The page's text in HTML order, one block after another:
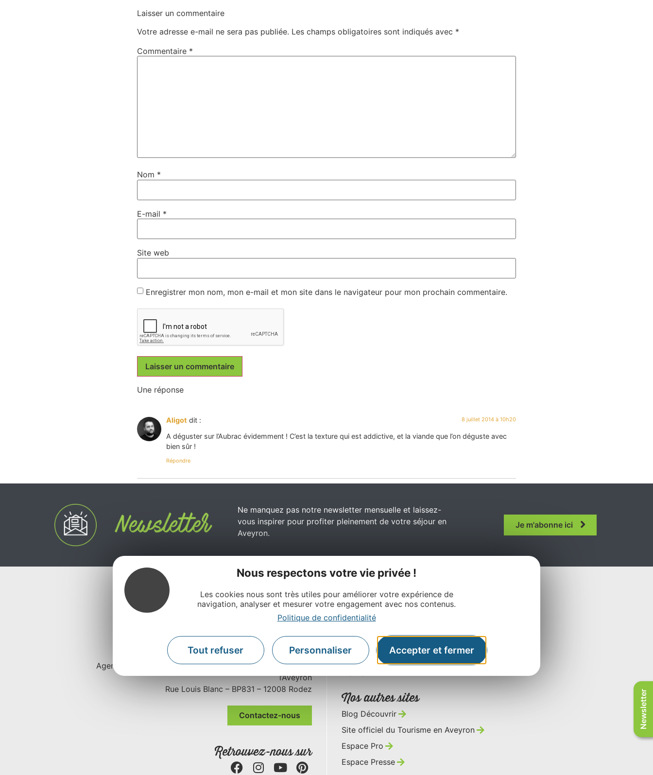
Nous respectons votre vie privée !
Les cookies nous sont très utiles pour améliorer votre expérience de
navigation, analyser et mesurer votre engagement avec nos contenus.
Politique de confidentialité
Tout refuser Personnaliser Accepter et fermer
Laisser un commentaire
Votre adresse e-mail ne sera pas publiée. Les champs obligatoires sont indiqués avec *
Commentaire *
Nom *
E-mail *
Site web
Enregistrer mon nom, mon e-mail et mon site dans le navigateur pour mon prochain commentaire.
Une réponse
Aligot dit : 8 juillet 2014 à 10h20
A déguster sur l’Aubrac évidemment ! C’est la texture qui est addictive, et la viande que l’on déguste avec
bien sûr !
Répondre
Ne manquez pas notre newsletter mensuelle et laissez-
vous inspirer pour profiter pleinement de votre séjour en
Aveyron.
Je m'abonne ici
Agence Départementale de l’Attractivité et du Tourisme de
l’Aveyron
Rue Louis Blanc – BP831 – 12008 Rodez
Contactez-nous
Retrouvez-nous sur
Nos autres sites
Blog Découvrir
Site officiel du Tourisme en Aveyron
Espace Pro
Espace Presse
Newsletter